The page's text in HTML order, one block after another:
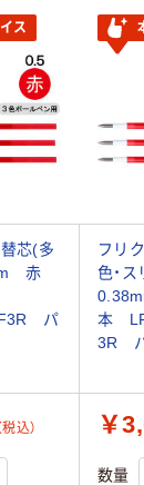
ス
芯(多
赤
パ
フリ
色・
本
3R
税込） ￥
数量